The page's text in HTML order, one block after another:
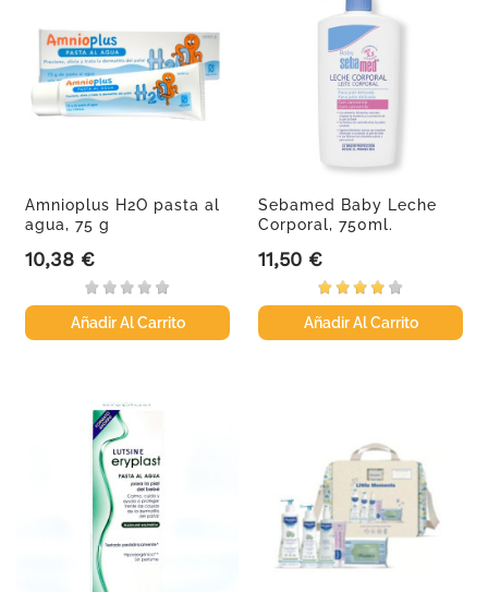
Amnioplus H2O pasta al
agua, 75 g
Precio
10,38 €
Añadir Al Carrito
Sebamed Baby Leche
Corporal, 750ml.
Precio
11,50 €
Añadir Al Carrito